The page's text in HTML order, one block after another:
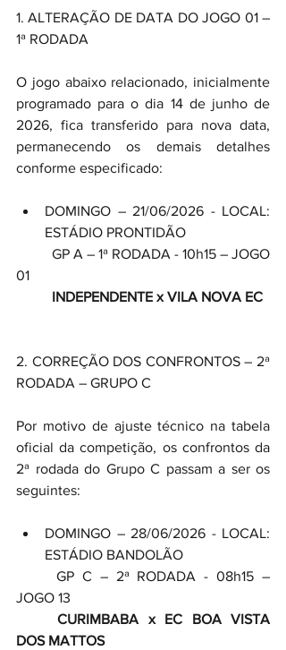
1. ALTERAÇÃO DE DATA DO JOGO 01 –
1ª RODADA
O jogo abaixo relacionado, inicialmente
programado para o dia 14 de junho de
2026, fica transferido para nova data,
permanecendo os demais detalhes
conforme especificado:
DOMINGO – 21/06/2026 - LOCAL:
ESTÁDIO PRONTIDÃO
01
	INDEPENDENTE x VILA NOVA EC
2. CORREÇÃO DOS CONFRONTOS – 2ª
RODADA – GRUPO C
Por motivo de ajuste técnico na tabela
oficial da competição, os confrontos da
2ª rodada do Grupo C passam a ser os
seguintes:
DOMINGO – 28/06/2026 - LOCAL:
ESTÁDIO BANDOLÃO
JOGO 13
	CURIMBABA x EC BOA VISTA
DOS MATTOS